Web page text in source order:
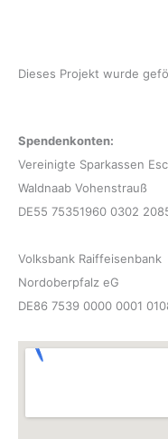
Dieses Projekt wurde
Spendenkonten:
Vereinigte Sparkassen
Waldnaab Vohenstrauß
DE55 75351960 0302
Volksbank Raiffeisenbank
Nordoberpfalz eG
DE86 7539 0000 0001